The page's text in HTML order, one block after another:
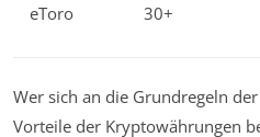
eToro 30+
Wer sich an die Grundregeln
Vorteile der Kryptowährungen